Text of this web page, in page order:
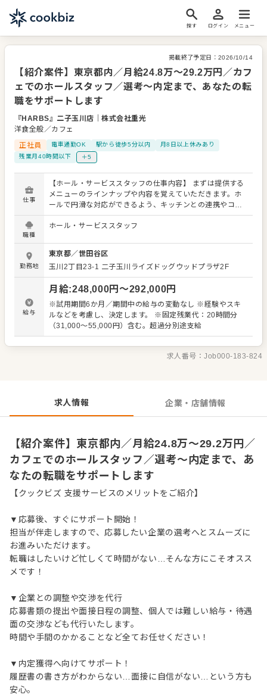
探す ログイン メニュー
掲載終了予定日： 2026/10/14
【紹介案件】東京都内／月給24.8万～29.2万円／カフ
ェでのホールスタッフ／選考～内定まで、あなたの転
職をサポートします
『HARBS』二子玉川店 ｜株式会社重光
洋食全般／カフェ
正社員
電車通勤OK 駅から徒歩5分以内
月8日以上休みあり
残業月40時間以下
＋5
仕事
【ホール・サービススタッフの仕事内容】 まずは提供する
メニューのラインナップや内容を覚えていただきます。ホ
ールで円滑な対応ができるよう、キッチンとの連携やコミ
ュニケーションも大切にしてください。 お店の顔として、
お客さまから直接感謝の言葉をいただいたり、改善要求な
ーに共有しながら、よりよいお店づくりを心がけてくださ
い。オペレーション改善などのアイデアも大歓迎です。
【具体的には…】 ・お席へのご案内、オーダーテイク、レ
ジ対応など接客全般 ・ドリンク作り、提供 ・テーブルの片
づけ、清掃 ・予約管理、電話対応 など 入社後はスキルに
合わせた業務からお任せしますので、徐々に仕事の幅を広
げていきましょう。成長をしっかりサポートしますので、
経験に関わらず安心してスタートできる環境です。 ゆくゆ
職種
ホール・サービススタッフ
勤務地
東京都／世田谷区
玉川2丁目23-1 二子玉川ライズドッグウッドプラザ2F
給与
月給:248,000円〜292,000円
※試用期間6か月／期間中の給与の変動なし ※経験やスキ
ルなどを考慮し、決定します。 ※固定残業代：20時間分
（31,000～55,000円）含む。超過分別途支給
求人番号：Job000-183-824
求人情報 企業・店舗情報
【紹介案件】東京都内／月給24.8万～29.2万円／
カフェでのホールスタッフ／選考～内定まで、あ
なたの転職をサポートします
【クックビズ 支援サービスのメリットをご紹介】
▼応募後、すぐにサポート開始！
担当が伴走しますので、応募したい企業の選考へとスムーズに
お進みいただけます。
転職はしたいけど忙しくて時間がない…そんな方にこそオスス
メです！
▼企業との調整や交渉を代行
応募書類の提出や面接日程の調整、個人では難しい給与・待遇
面の交渉なども代行いたします。
時間や手間のかかることなど全てお任せください！
▼内定獲得へ向けてサポート！
履歴書の書き方がわからない…面接に自信がない…という方も
安心。